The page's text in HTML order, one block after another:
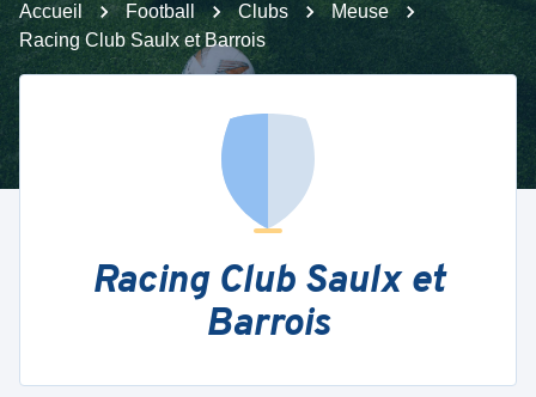
Accueil Football Clubs
Meuse
Racing Club Saulx et Barrois
Racing Club Saulx et
Barrois